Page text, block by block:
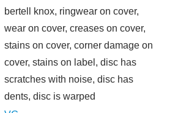
bertell knox, ringwear on cover,
wear on cover, creases on cover,
stains on cover, corner damage on
cover, stains on label, disc has
scratches with noise, disc has
dents, disc is warped